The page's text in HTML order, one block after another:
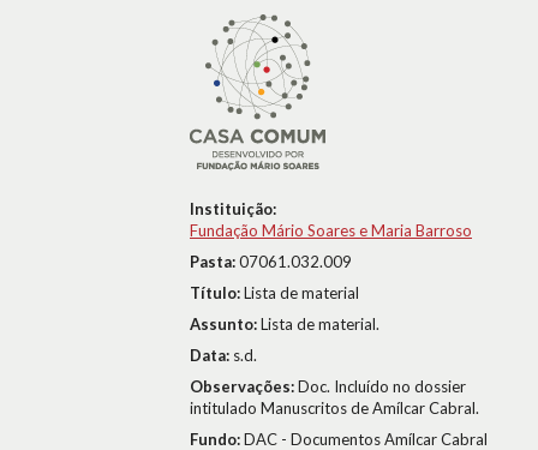
Instituição:
Fundação Mário Soares e Maria Barroso
Pasta:07061.032.009
Título:Lista de material
Assunto:Lista de material.
Data: s.d.
Observações:Doc. Incluído no dossier
intitulado Manuscritos de Amílcar Cabral.
Fundo:DAC - Documentos Amílcar Cabral